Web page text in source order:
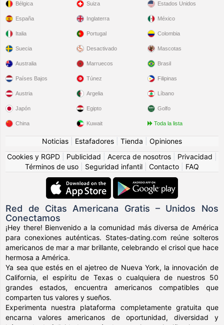
Bélgica
España
Italia
Suecia
Suiza
Inglaterra
Portugal
Desactivado
Estados Unidos
México
Colombia
Mascotas
Australia
Países Bajos
Austria
Japón
China
Marruecos
Túnez
Argelia
Egipto
Kuwait
Brasil
Filipinas
Líbano
Golfo
Toda la lista
Noticias Estafadores Tienda
Opiniones
Cookies y RGPD
Publicidad Acerca de nosotros Privacidad
Términos de uso
Seguridad infantil Contacto FAQ
Red de Citas Americana Gratis – Unidos Nos
Conectamos
¡Hey there! Bienvenido a la comunidad más diversa de América
para conexiones auténticas. States-dating.com reúne solteros
americanos de mar a mar brillante, celebrando el crisol que hace
hermosa a América.
Ya sea que estés en el ajetreo de Nueva York, la innovación de
California, el espíritu de Texas o cualquiera de nuestros 50
grandes estados, encuentra americanos compatibles que
comparten tus valores y sueños.
Experimenta nuestra plataforma completamente gratuita que
encarna valores americanos de oportunidad, diversidad y